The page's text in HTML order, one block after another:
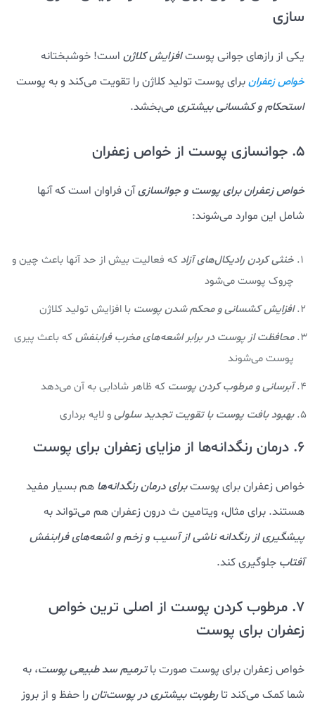
سازی
یکی از رازهای جوانی پوستافزایش کلاژن است! خوشبختانه
خواص زعفرانبرای پوست تولید کلاژن را تقویت می‌کند و به پوست
استحکام و کشسانی بیشتری می‌بخشد.
5. جوانسازی پوست از خواص زعفران
خواص زعفران برای پوست و جوانسازیآن فراوان است که آنها
شامل این موارد می‌شوند:
خنثی کردن رادیکال‌های آزادکه فعالیت بیش از حد آنها باعث چین و
چروک پوست می‌شود
افزایش کشسانی و محکم شدن پوست با افزایش تولید کلاژن
محافظت از پوست در برابر اشعه‌های مخرب فرابنفشکه باعث پیری
پوست می‌شوند
آبرسانی و مرطوب کردن پوست که ظاهر شادابی به آن می‌دهد
بهبود بافت پوست با تقویت تجدید سلولیو لایه برداری
6. درمان رنگدانه‌ها از مزایای زعفران برای پوست
خواص زعفران برای پوستبرای درمان رنگدانه‌ها هم بسیار مفید
هستند. برای مثال، ویتامین ث درون زعفران هم می‌تواند به
پیشگیری از رنگدانه ناشی از آسیب و زخم و اشعه‌های فرابنفش
آفتاب جلوگیری کند.
7. مرطوب کردن پوست از اصلی ترین خواص
زعفران برای پوست
خواص زعفران برای پوست صورت باترمیم سد طبیعی پوست، به
شما کمک می‌کند تارطوبت بیشتری در پوست‌تان را حفظ و از بروز